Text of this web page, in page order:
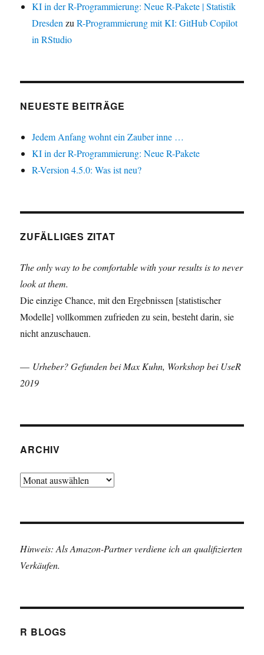
KI in der R-Programmierung: Neue R-Pakete | Statistik
Dresden zuR-Programmierung mit KI: GitHub Copilot
in RStudio
NEUESTE BEITRÄGE
Jedem Anfang wohnt ein Zauber inne …
KI in der R-Programmierung: Neue R-Pakete
R-Version 4.5.0: Was ist neu?
ZUFÄLLIGES ZITAT
The only way to be comfortable with your results is to never
look at them.
Die einzige Chance, mit den Ergebnissen [statistischer
Modelle] vollkommen zufrieden zu sein, besteht darin, sie
nicht anzuschauen.
— Urheber? Gefunden bei Max Kuhn, Workshop bei UseR
2019
ARCHIV
Archiv
Hinweis: Als Amazon-Partner verdiene ich an qualifizierten
Verkäufen.
R BLOGS